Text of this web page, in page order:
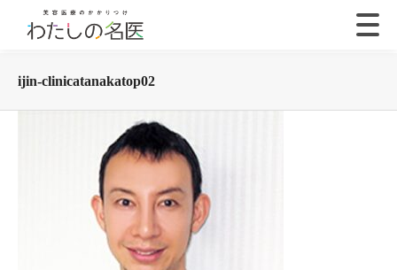
ijin-clinicatanakatop02